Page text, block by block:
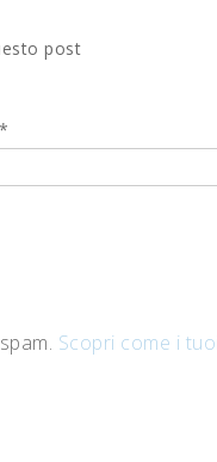
post
*
Scopri come i